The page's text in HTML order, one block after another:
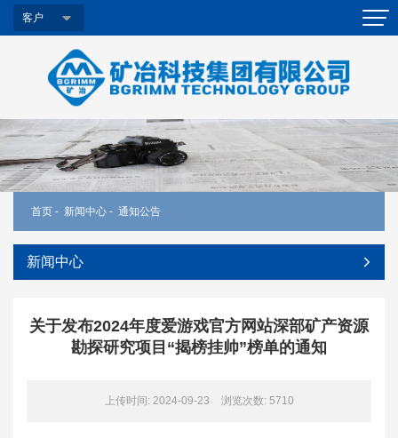
客户
首页 - 新闻中心 - 通知公告
新闻中心
关于发布2024年度爱游戏官方网站深部矿产资源
勘探研究项目“揭榜挂帅”榜单的通知
上传时间: 2024-09-23 浏览次数: 5710